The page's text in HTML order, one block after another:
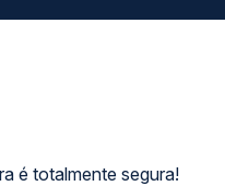
é totalmente segura!